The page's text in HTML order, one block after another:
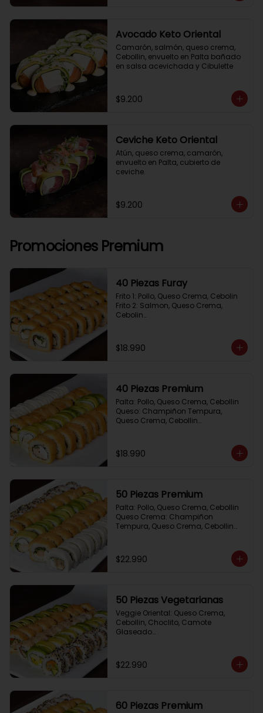
Avocado Keto Oriental
Camarón, salmón, queso crema,
Cebollin, envuelto en Palta bañado
en salsa acevichada y Cibulette
$9.200
Ceviche Keto Oriental
Atún, queso crema, camarón,
envuelto en Palta, cubierto de
ceviche.
$9.200
Promociones Premium
40 Piezas Furay
Frito 1: Pollo, Queso Crema, Cebolin
Frito 2: Salmon, Queso Crema,
Cebolin
Frito 4: Kanikama, Queso Crema,
Cebollin
$18.990
40 Piezas Premium
Palta: Pollo, Queso Crema, Cebollin
Queso: Champiñon Tempura,
Queso Crema, Cebollin
Cebollin
$18.990
50 Piezas Premium
Palta: Pollo, Queso Crema, Cebollin
Queso Crema: Champiñon
Tempura, Queso Crema, Cebollin
Cebollin
Frito 2: Pollo, Queso Crema, Cebollin
$22.990
50 Piezas Vegetarianas
Veggie Oriental: Queso Crema,
Cebollin, Choclito, Camote
Glaseado
Avocado Veggie:	Palmito, Choclito,
Queso Crema, Cebollin
Albahaca,  envuelto en almendras
$22.990
60 Piezas Premium